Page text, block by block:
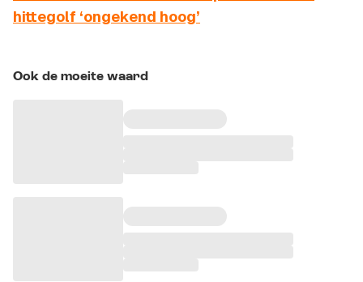
hittegolf ‘ongekend hoog’
Ook de moeite waard